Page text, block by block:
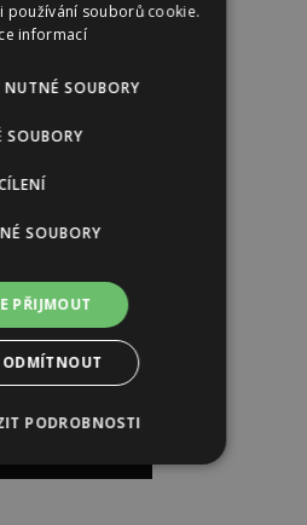
používání souborů cookie.
informací
SOUBORY
SOUBORY
SOUBORY
PŘIJMOUT
ODMÍTNOUT
PODROBNOSTI